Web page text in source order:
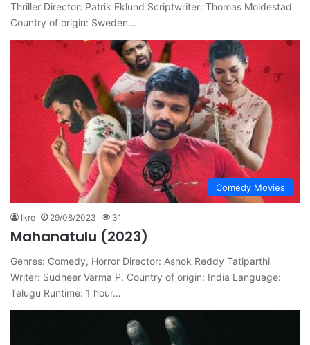
Thriller Director: Patrik Eklund Scriptwriter: Thomas Moldestad
Country of origin: Sweden…
Comedy Movies
Ikre 29/08/2023 31
Mahanatulu (2023)
Genres: Comedy, Horror Director: Ashok Reddy Tatiparthi
Writer: Sudheer Varma P. Country of origin: India Language:
Telugu Runtime: 1 hour…